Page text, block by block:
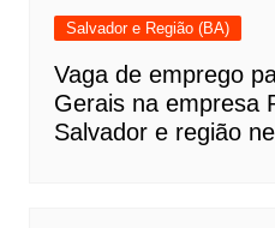
Salvador e Região (BA)
Vaga de emprego
Gerais na empresa
Salvador e região